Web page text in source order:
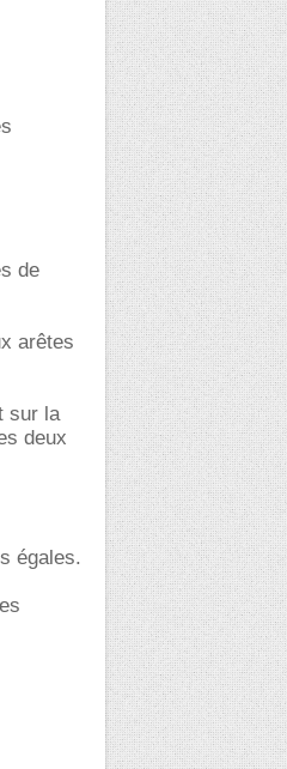
de
arêtes
sur la
deux
égales.